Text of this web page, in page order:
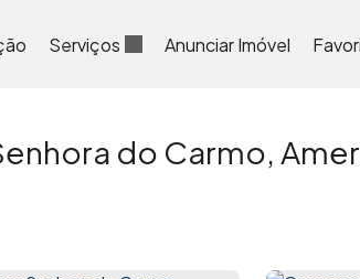
Anunciar Imóvel
Serviços
do Carmo,